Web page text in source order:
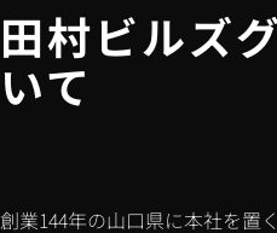
田村ビルズ
いて
創業144年の山口県に本社を置